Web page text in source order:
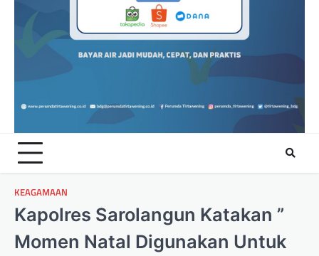
KEAGAMAAN
Kapolres Sarolangun Katakan ”
Momen Natal Digunakan Untuk